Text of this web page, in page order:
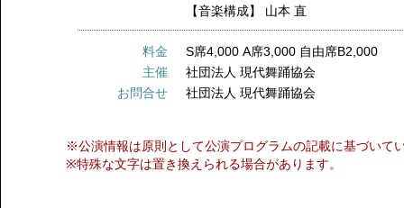
【音楽構成】 山本 直
料金
S席4,000 A席3,000 自由席B2,000
主催
社団法人 現代舞踊協会
お問合せ
社団法人 現代舞踊協会
※公演情報は原則として公演プログラムの記載に基づいて
※特殊な文字は置き換えられる場合があります。